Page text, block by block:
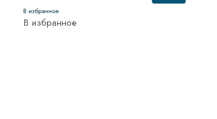
В избранное
В избранное